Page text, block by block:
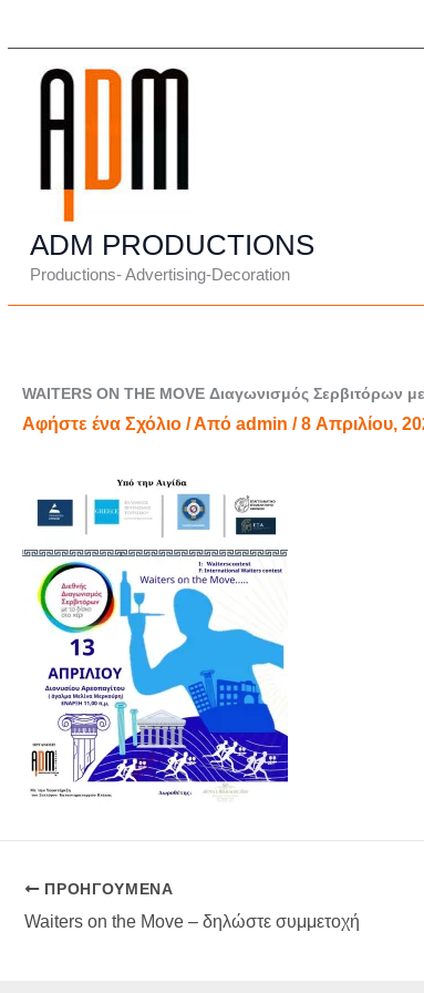
περιεχόμενο
ADM PRODUCTIONS
Productions- Advertising-Decoration
WAITERS ON THE MOVE Διαγωνισμός Σερβιτόρων
Αφήστε ένα Σχόλιο / Από admin /8 Απριλίου,
ΠΡΟΗΓΟΎΜΕΝΑ
Waiters on the Move – δηλώστε συμμετοχή